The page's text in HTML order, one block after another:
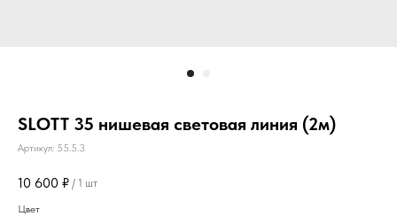
SLOTT 35 нишевая световая линия (2м)
Артикул: 55.5.3
10 600 ₽ / 1 шт
Цвет